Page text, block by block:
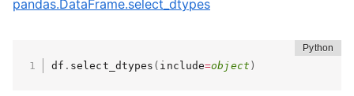
pandas.DataFrame.select_dtypes
df . select_dtypes ( include=object )